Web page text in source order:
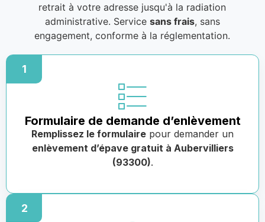
retrait à votre adresse jusqu'à la radiation
administrative. Service sans frais, sans
engagement, conforme à la réglementation.
1
Formulaire de demande d’enlèvement
Remplissez le formulaire pour demander un
enlèvement d’épave gratuit à Aubervilliers
(93300).
2